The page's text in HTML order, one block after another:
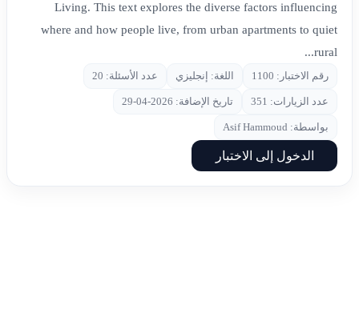
Living. This text explores the diverse factors influencing
where and how people live, from urban apartments to quiet
rural...
رقم الاختبار: 1100 اللغة: إنجليزي عدد الأسئلة: 20
عدد الزيارات: 351 تاريخ الإضافة: 2026-04-29
بواسطة: Asif Hammoud
الدخول إلى الاختبار